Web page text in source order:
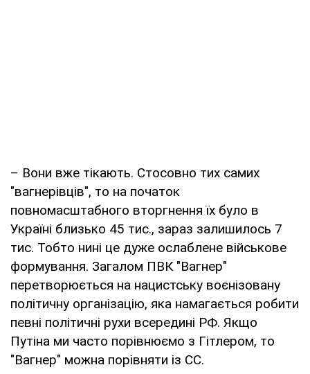
– Вони вже тікають. Стосовно тих самих
"вагнерівців", то на початок
повномасштабного вторгнення їх було в
Україні близько 45 тис., зараз залишилось 7
тис. Тобто нині це дуже ослаблене військове
формування. Загалом ПВК "Вагнер"
перетворюється на нацистську воєнізовану
політичну організацію, яка намагається робити
певні політичні рухи всередині РФ. Якщо
Путіна ми часто порівнюємо з Гітлером, то
"Вагнер" можна порівняти із СС.